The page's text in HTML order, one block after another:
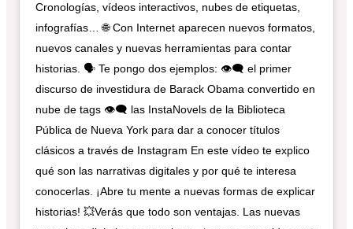
Cronologías, vídeos interactivos, nubes de etiquetas,
infografías… 🌐 Con Internet aparecen nuevos formatos,
nuevos canales y nuevas herramientas para contar
historias. 🗣 Te pongo dos ejemplos: 👁‍🗨 el primer
discurso de investidura de Barack Obama convertido en
nube de tags 👁‍🗨 las InstaNovels de la Biblioteca
Pública de Nueva York para dar a conocer títulos
clásicos a través de Instagram En este vídeo te explico
qué son las narrativas digitales y por qué te interesa
conocerlas. ¡Abre tu mente a nuevas formas de explicar
historias! 💥Verás que todo son ventajas. Las nuevas